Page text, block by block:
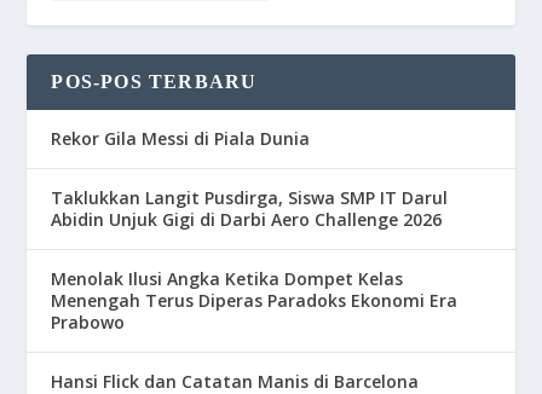
POS-POS TERBARU
Rekor Gila Messi di Piala Dunia
Taklukkan Langit Pusdirga, Siswa SMP IT Darul
Abidin Unjuk Gigi di Darbi Aero Challenge 2026
Menolak Ilusi Angka Ketika Dompet Kelas
Menengah Terus Diperas Paradoks Ekonomi Era
Prabowo
Hansi Flick dan Catatan Manis di Barcelona